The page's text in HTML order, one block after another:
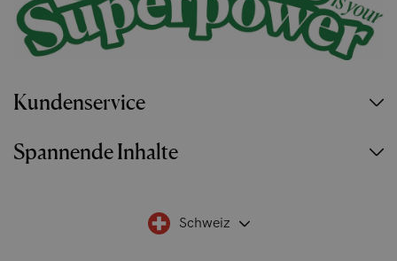
Kundenservice
Spannende Inhalte
Schweiz